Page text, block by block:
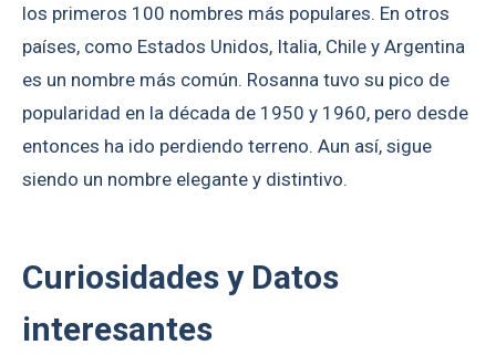
los primeros 100 nombres más populares. En otros
países, como Estados Unidos, Italia, Chile y Argentina
es un nombre más común. Rosanna tuvo su pico de
popularidad en la década de 1950 y 1960, pero desde
entonces ha ido perdiendo terreno. Aun así, sigue
siendo un nombre elegante y distintivo.
Curiosidades y Datos
interesantes